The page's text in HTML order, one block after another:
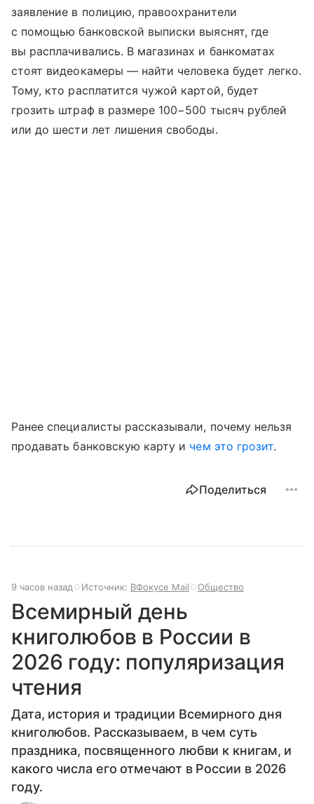
заявление в полицию, правоохранители
с помощью банковской выписки выяснят, где
вы расплачивались. В магазинах и банкоматах
стоят видеокамеры — найти человека будет легко.
Тому, кто расплатится чужой картой, будет
грозить штраф в размере 100−500 тысяч рублей
или до шести лет лишения свободы.
Ранее специалисты рассказывали, почему нельзя
продавать банковскую карту и чем это грозит.
Поделиться
9 часов назад Источник: ВФокусе Mail Общество
Всемирный день
книголюбов в России в
2026 году: популяризация
чтения
Дата, история и традиции Всемирного дня
книголюбов. Рассказываем, в чем суть
праздника, посвященного любви к книгам, и
какого числа его отмечают в России в 2026
году.